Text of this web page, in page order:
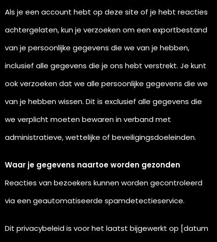
Als je een account hebt op deze site of je hebt reacties
achtergelaten, kun je verzoeken om een exportbestand
van je persoonlijke gegevens die we van je hebben,
inclusief alle gegevens die je ons hebt verstrekt. Je kunt
ook verzoeken dat we alle persoonlijke gegevens die we
van je hebben wissen. Dit is exclusief alle gegevens die
we verplicht moeten bewaren in verband met
administratieve, wettelijke of beveiligingsdoeleinden.
Waar je gegevens naartoe worden gezonden
Reacties van bezoekers kunnen worden gecontroleerd
via een geautomatiseerde spamdetectieservice.
Dit privacybeleid is voor het laatst bijgewerkt op [datum